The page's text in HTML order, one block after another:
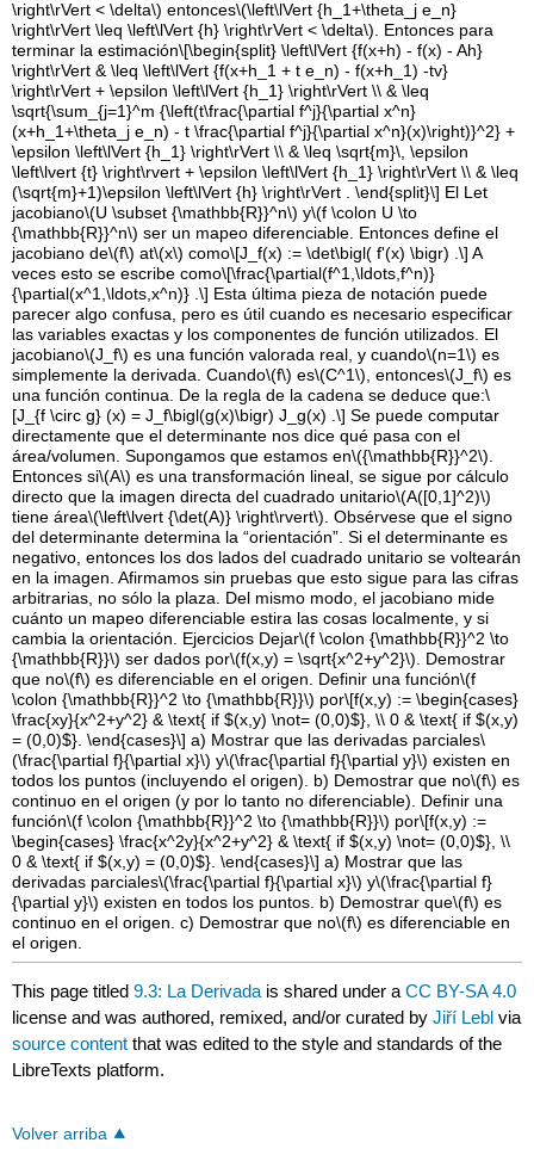
\right\rVert < \delta\) entonces\(\left\lVert {h_1+\theta_j e_n}
\right\rVert \leq \left\lVert {h} \right\rVert < \delta\) . Entonces para
terminar la estimación\[\begin{split} \left\lVert {f(x+h) - f(x) - Ah}
\right\rVert & \leq \left\lVert {f(x+h_1 + t e_n) - f(x+h_1) -tv}
\right\rVert + \epsilon \left\lVert {h_1} \right\rVert \\ & \leq
\sqrt{\sum_{j=1}^m {\left(t\frac{\partial f^j}{\partial x^n}
(x+h_1+\theta_j e_n) - t \frac{\partial f^j}{\partial x^n}(x)\right)}^2} +
\epsilon \left\lVert {h_1} \right\rVert \\ & \leq \sqrt{m}\, \epsilon
\left\lvert {t} \right\rvert + \epsilon \left\lVert {h_1} \right\rVert \\ & \leq
(\sqrt{m}+1)\epsilon \left\lVert {h} \right\rVert . \end{split}\] El Let
jacobiano\(U \subset {\mathbb{R}}^n\) y\(f \colon U \to
{\mathbb{R}}^n\) ser un mapeo diferenciable. Entonces define el
jacobiano de\(f\) at\(x\) como\[J_f(x) := \det\bigl( f'(x) \bigr) .\] A
veces esto se escribe como\[\frac{\partial(f^1,\ldots,f^n)}
{\partial(x^1,\ldots,x^n)} .\] Esta última pieza de notación puede
parecer algo confusa, pero es útil cuando es necesario especificar
las variables exactas y los componentes de función utilizados. El
jacobiano\(J_f\) es una función valorada real, y cuando\(n=1\) es
simplemente la derivada. Cuando\(f\) es\(C^1\) , entonces\(J_f\) es
una función continua. De la regla de la cadena se deduce que:\
[J_{f \circ g} (x) = J_f\bigl(g(x)\bigr) J_g(x) .\] Se puede computar
directamente que el determinante nos dice qué pasa con el
área/volumen. Supongamos que estamos en\({\mathbb{R}}^2\)
Entonces si\(A\) es una transformación lineal, se sigue por cálculo
directo que la imagen directa del cuadrado unitario\(A([0,1]^2)\)
tiene área\(\left\lvert {\det(A)} \right\rvert\) . Obsérvese que el signo
del determinante determina la “orientación”. Si el determinante es
negativo, entonces los dos lados del cuadrado unitario se voltearán
en la imagen. Afirmamos sin pruebas que esto sigue para las cifras
arbitrarias, no sólo la plaza. Del mismo modo, el jacobiano mide
cuánto un mapeo diferenciable estira las cosas localmente, y si
cambia la orientación. Ejercicios Dejar\(f \colon {\mathbb{R}}^2 \to
{\mathbb{R}}\) ser dados por\(f(x,y) = \sqrt{x^2+y^2}\) . Demostrar
que no\(f\) es diferenciable en el origen. Definir una función\(f
\colon {\mathbb{R}}^2 \to {\mathbb{R}}\) por\[f(x,y) := \begin{cases}
\frac{xy}{x^2+y^2} & \text{ if $(x,y) \not= (0,0)$}, \\ 0 & \text{ if $(x,y)
= (0,0)$}. \end{cases}\] a) Mostrar que las derivadas parciales\
(\frac{\partial f}{\partial x}\) y\(\frac{\partial f}{\partial y}\) existen en
todos los puntos (incluyendo el origen). b) Demostrar que no\(f\) es
continuo en el origen (y por lo tanto no diferenciable). Definir una
función\(f \colon {\mathbb{R}}^2 \to {\mathbb{R}}\) por\[f(x,y) :=
\begin{cases} \frac{x^2y}{x^2+y^2} & \text{ if $(x,y) \not= (0,0)$}, \\
0 & \text{ if $(x,y) = (0,0)$}. \end{cases}\] a) Mostrar que las
derivadas parciales\(\frac{\partial f}{\partial x}\) y\(\frac{\partial f}
{\partial y}\) existen en todos los puntos. b) Demostrar que\(f\) es
continuo en el origen. c) Demostrar que no\(f\) es diferenciable en
el origen.
This page titled9.3: La Derivada is shared under aCC BY-SA 4.0
license and was authored, remixed, and/or curated byJiří Lebl via
source content that was edited to the style and standards of the
LibreTexts platform.
Volver arriba